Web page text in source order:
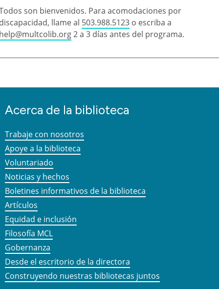
son bienvenidos. Para acomodaciones por
llame al 503.988.5123 o escriba a
2 a 3 días antes del programa.
Acerca de la biblioteca
Trabaje con nosotros
Apoye a la biblioteca
Voluntariado
Noticias y hechos
Boletines informativos de la biblioteca
Artículos
Equidad e inclusión
Filosofía MCL
Gobernanza
Desde el escritorio de la directora
Construyendo nuestras bibliotecas juntos